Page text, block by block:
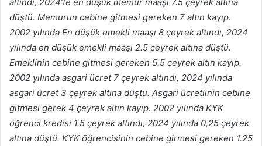
düştü. Memurun cebine gitmesi gereken 7 altın kayıp.
2002 yılında En düşük emekli maaşı 8 çeyrek altındı, 2024
yılında en düşük emekli maaşı 2.5 çeyrek altına düştü.
Emeklinin cebine gitmesi gereken 5.5 çeyrek altın kayıp.
2002 yılında asgari ücret 7 çeyrek altındı, 2024 yılında
asgari ücret 3 çeyrek altına düştü. Asgari ücretlinin cebine
gitmesi gerek 4 çeyrek altın kayıp. 2002 yılında KYK
öğrenci kredisi 1.5 çeyrek altındı, 2024 yılında 0,25 çeyrek
altına düştü. KYK öğrencisinin cebine girmesi gereken 1.25